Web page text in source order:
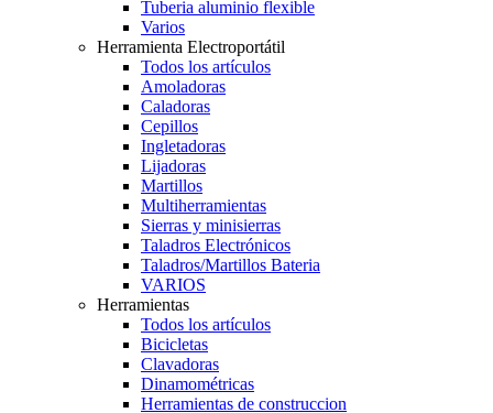
Tuberia aluminio flexible
Varios
Herramienta Electroportátil
Todos los artículos
Amoladoras
Caladoras
Cepillos
Ingletadoras
Lijadoras
Martillos
Multiherramientas
Sierras y minisierras
Taladros Electrónicos
Taladros/Martillos Bateria
VARIOS
Herramientas
Todos los artículos
Bicicletas
Clavadoras
Dinamométricas
Herramientas de construccion